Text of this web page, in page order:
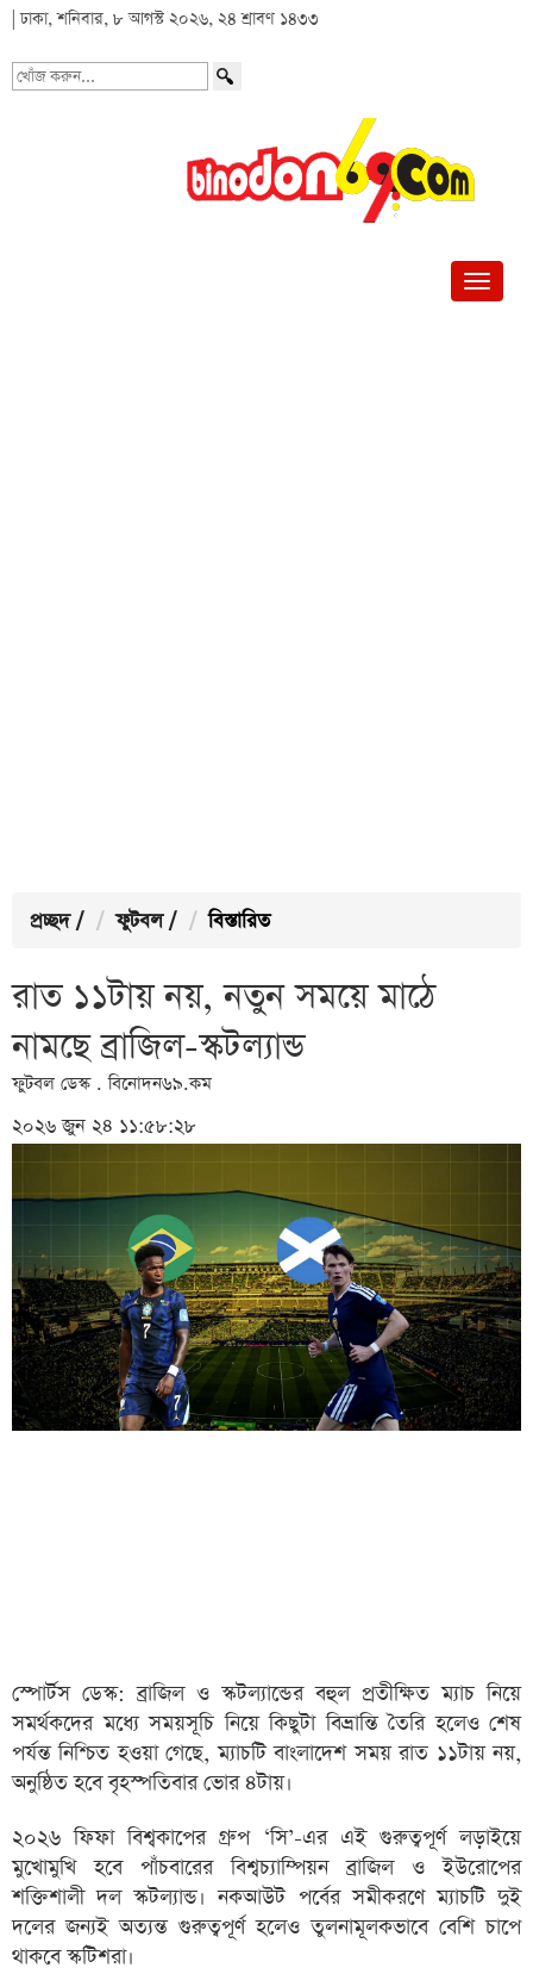
| ঢাকা, শনিবার, ৮ আগস্ট ২০২৬, ২৪ শ্রাবণ ১৪৩৩
খোঁজ
প্রচ্ছদ / ফুটবল / বিস্তারিত
রাত ১১টায় নয়, নতুন সময়ে মাঠে
নামছে ব্রাজিল-স্কটল্যান্ড
ফুটবল ডেস্ক . বিনোদন৬৯.কম
২০২৬ জুন ২৪ ১১:৫৮:২৮
স্পোর্টস ডেস্ক: ব্রাজিল ও স্কটল্যান্ডের বহুল প্রতীক্ষিত ম্যাচ নিয়ে
সমর্থকদের মধ্যে সময়সূচি নিয়ে কিছুটা বিভ্রান্তি তৈরি হলেও শেষ
পর্যন্ত নিশ্চিত হওয়া গেছে, ম্যাচটি বাংলাদেশ সময় রাত ১১টায় নয়,
অনুষ্ঠিত হবে বৃহস্পতিবার ভোর ৪টায়।
২০২৬ ফিফা বিশ্বকাপের গ্রুপ ‘সি’-এর এই গুরুত্বপূর্ণ লড়াইয়ে
মুখোমুখি হবে পাঁচবারের বিশ্বচ্যাম্পিয়ন ব্রাজিল ও ইউরোপের
শক্তিশালী দল স্কটল্যান্ড। নকআউট পর্বের সমীকরণে ম্যাচটি দুই
দলের জন্যই অত্যন্ত গুরুত্বপূর্ণ হলেও তুলনামূলকভাবে বেশি চাপে
থাকবে স্কটিশরা।